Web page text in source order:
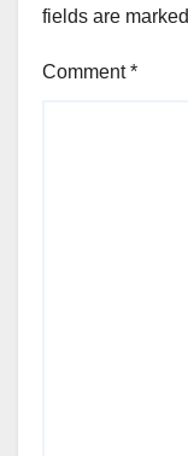
fields are marked
Comment*